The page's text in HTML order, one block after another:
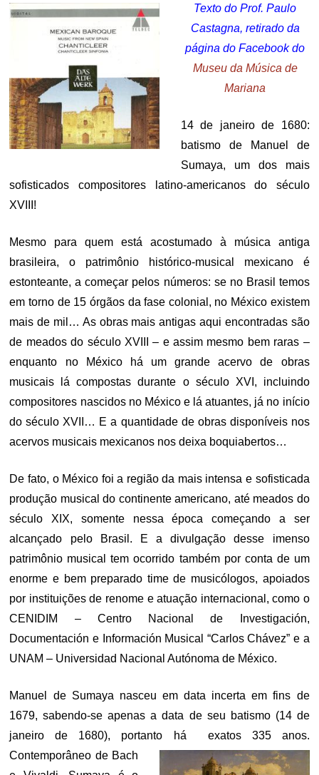
Texto do Prof. Paulo
Castagna, retirado da
página do Facebook do
Museu da Música de
Mariana
14 de janeiro de 1680:
batismo de Manuel de
Sumaya, um dos mais
sofisticados compositores latino-americanos do século
XVIII!
Mesmo para quem está acostumado à música antiga
brasileira, o patrimônio histórico-musical mexicano é
estonteante, a começar pelos números: se no Brasil temos
em torno de 15 órgãos da fase colonial, no México existem
mais de mil… As obras mais antigas aqui encontradas são
de meados do século XVIII – e assim mesmo bem raras –
enquanto no México há um grande acervo de obras
musicais lá compostas durante o século XVI, incluindo
compositores nascidos no México e lá atuantes, já no início
do século XVII… E a quantidade de obras disponíveis nos
acervos musicais mexicanos nos deixa boquiabertos…
De fato, o México foi a região da mais intensa e sofisticada
produção musical do continente americano, até meados do
século XIX, somente nessa época começando a ser
alcançado pelo Brasil. E a divulgação desse imenso
patrimônio musical tem ocorrido também por conta de um
enorme e bem preparado time de musicólogos, apoiados
por instituições de renome e atuação internacional, como o
CENIDIM – Centro Nacional de Investigación,
Documentación e Información Musical “Carlos Chávez” e a
UNAM – Universidad Nacional Autónoma de México.
Manuel de Sumaya nasceu em data incerta em fins de
1679, sabendo-se apenas a data de seu batismo (14 de
janeiro de 1680), portanto há exatos 335 anos.
Contemporâneo de Bach